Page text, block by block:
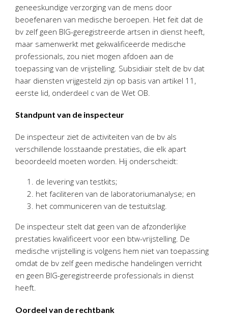
AvantiOnline
Twinfield – Boekhouden
BaseCone – Facturen
Visionplanner – Rapportage
Klantenportaal – Online dossiers
Nextens-Accorderen aangiften
geneeskundige verzorging van de mens door
beoefenaren van medische beroepen. Het feit dat de
bv zelf geen BIG-geregistreerde artsen in dienst heeft,
maar samenwerkt met gekwalificeerde medische
professionals, zou niet mogen afdoen aan de
toepassing van de vrijstelling. Subsidiair stelt de bv dat
haar diensten vrijgesteld zijn op basis van artikel 11,
eerste lid, onderdeel c van de Wet OB.
Standpunt van de inspecteur
De inspecteur ziet de activiteiten van de bv als
verschillende losstaande prestaties, die elk apart
beoordeeld moeten worden. Hij onderscheidt:
de levering van testkits;
het faciliteren van de laboratoriumanalyse; en
het communiceren van de testuitslag.
De inspecteur stelt dat geen van de afzonderlijke
prestaties kwalificeert voor een btw-vrijstelling. De
medische vrijstelling is volgens hem niet van toepassing
omdat de bv zelf geen medische handelingen verricht
en geen BIG-geregistreerde professionals in dienst
heeft.
Oordeel van de rechtbank